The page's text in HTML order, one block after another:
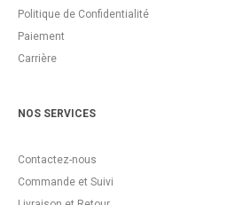
Politique de Confidentialité
Paiement
Carrière
NOS SERVICES
Contactez-nous
Commande et Suivi